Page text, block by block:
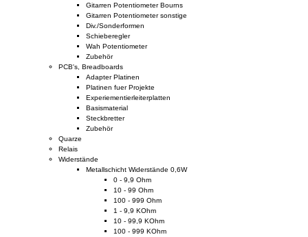
Gitarren Potentiometer Bourns
Gitarren Potentiometer sonstige
Div./Sonderformen
Schieberegler
Wah Potentiometer
Zubehör
PCB's, Breadboards
Adapter Platinen
Platinen fuer Projekte
Experiementierleiterplatten
Basismaterial
Steckbretter
Zubehör
Quarze
Relais
Widerstände
Metallschicht Widerstände 0,6W
0 - 9,9 Ohm
10 - 99 Ohm
100 - 999 Ohm
1 - 9,9 KOhm
10 - 99,9 KOhm
100 - 999 KOhm